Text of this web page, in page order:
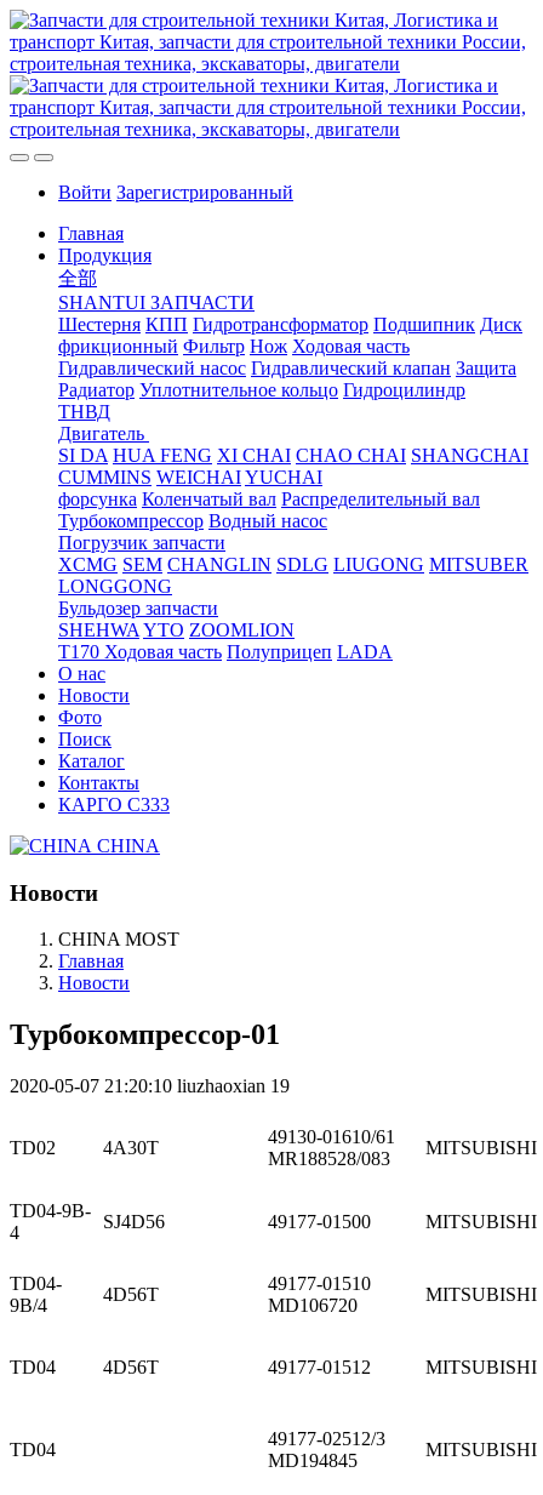
Войти Зарегистрированный
Главная
Продукция
全部
SHANTUI ЗАПЧАСТИ
Шестерня КПП Гидротрансформатор Подшипник Диск
фрикционный Фильтр Нож Ходовая часть
Гидравлический насос Гидравлический клапан Защита
Радиатор Уплотнительное кольцо Гидроцилиндр
ТНВД
Двигатель
SI DA HUA FENG XI CHAI CHAO CHAI SHANGCHAI
CUMMINS WEICHAIYUCHAI
форсунка Коленчатый вал Распределительный вал
Турбокомпрессор Водный насос
Погрузчик запчасти
XCMG SEM CHANGLIN SDLG LIUGONG MITSUBER
LONGGONG
Бульдозер запчасти
SHEHWA YTO ZOOMLION
T170 Ходовая часть Полуприцеп LADA
О нас
Новости
Фото
Поиск
Каталог
Контакты
КАРГО С333
CHINA
Новости
CHINA MOST
Главная
Новости
Турбокомпрессор-01
2020-05-07 21:20:10 liuzhaoxian 19
TD02 4A30T
49130-01610/61
MR188528/083
MITSUBISHI
TD04-9B-
4
SJ4D56 49177-01500 MITSUBISHI
TD04-
9B/4
4D56T
49177-01510
MD106720
MITSUBISHI
TD04 4D56T 49177-01512 MITSUBISHI
TD04
49177-02512/3
MD194845
MITSUBISHI